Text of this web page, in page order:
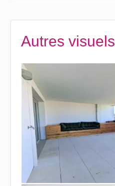
Autres visuels